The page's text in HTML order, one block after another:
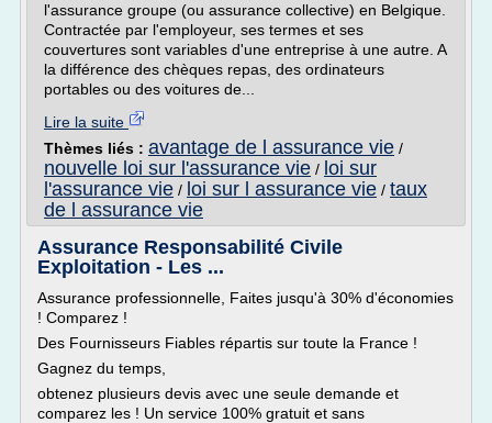
l'assurance groupe (ou assurance collective) en Belgique.
Contractée par l'employeur, ses termes et ses
couvertures sont variables d'une entreprise à une autre. A
la différence des chèques repas, des ordinateurs
portables ou des voitures de...
Lire la suite
Thèmes liés : avantage de l assurance vie /
nouvelle loi sur l'assurance vie / loi sur
l'assurance vie / loi sur l assurance vie / taux
de l assurance vie
Assurance Responsabilité Civile
Exploitation - Les ...
Assurance professionnelle, Faites jusqu'à 30% d'économies
! Comparez !
Des Fournisseurs Fiables répartis sur toute la France !
Gagnez du temps,
obtenez plusieurs devis avec une seule demande et
comparez les ! Un service 100% gratuit et sans